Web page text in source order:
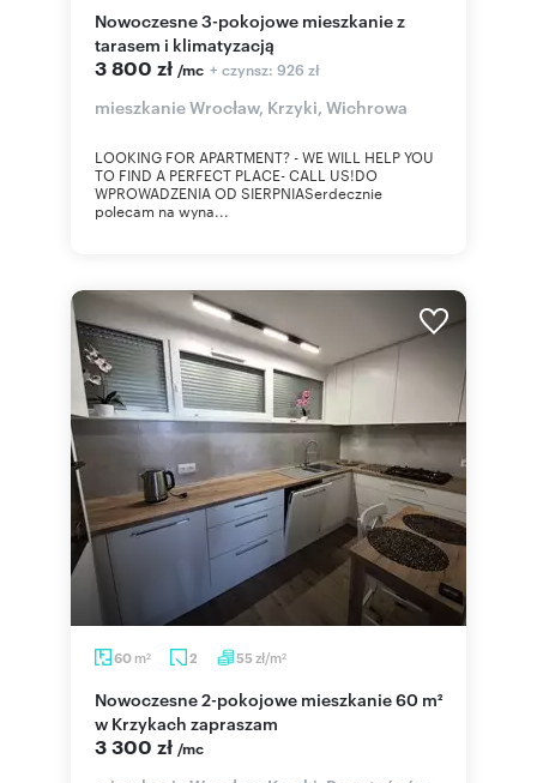
Nowoczesne 3-pokojowe mieszkanie z
tarasem i klimatyzacją
3 800 zł /mc + czynsz: 926 zł
mieszkanie Wrocław, Krzyki, Wichrowa
LOOKING FOR APARTMENT? - WE WILL HELP YOU
TO FIND A PERFECT PLACE- CALL US!DO
WPROWADZENIA OD SIERPNIASerdecznie
polecam na wyna...
60 m2 2 55 zł/m2
Nowoczesne 2-pokojowe mieszkanie 60 m²
w Krzykach zapraszam
3 300 zł /mc